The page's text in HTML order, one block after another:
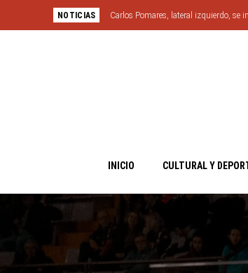
NOTICIAS Carlos Pomares, lateral izquierdo, se
INICIO CULTURAL Y